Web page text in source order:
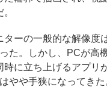
ーの一般的な解像度
た。しかし、PCが高
時に立ち上げるアプリ
やや手狭になってき